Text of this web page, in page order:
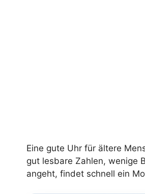
Eine gute Uhr für ältere
gut lesbare Zahlen, wenige
angeht, findet schnell ein